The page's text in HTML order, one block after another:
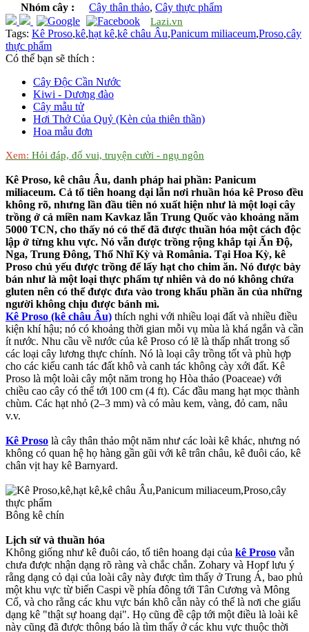
Nhóm cây : Cây thân thảo, Cây thực phẩm
Lazi.vn
Tags: Kê Proso,kê,hạt kê,kê châu Âu,Panicum miliaceum,Proso,cây
thực phẩm
Có thể bạn sẽ thích :
Cây Độc Cần Nước
Kiwi - Dương đào
Cây mẫu tử
Hơi Thở Của Quỷ (Kèn của thiên thần)
Hoa mẫu đơn
Xem: Hỏi đáp, đố vui, truyện cười - ngụ ngôn
Kê Proso, kê châu Âu, danh pháp hai phần: Panicum
miliaceum. Cả tổ tiên hoang dại lẫn nơi rhuần hóa kê Proso đều
không rõ, nhưng lần đầu tiên nó xuất hiện như là một loại cây
trồng ở cả miền nam Kavkaz lẫn Trung Quốc vào khoảng năm
5000 TCN, cho thấy nó có thể đã được thuần hóa một cách độc
lập ở từng khu vực. Nó vẫn được trồng rộng khắp tại Ấn Độ,
Nga, Trung Đông, Thổ Nhĩ Kỳ và România. Tại Hoa Kỳ, kê
Proso chủ yếu được trồng để lấy hạt cho chim ăn. Nó được bày
bán như là một loại thực phẩm tự nhiên và do nó không chứa
gluten nên có thể được đưa vào trong khẩu phần ăn của những
người không chịu được bánh mì.
Kê Proso (kê châu Âu) thích nghi với nhiều loại đất và nhiều điều
kiện khí hậu; nó có khoảng thời gian mỗi vụ mùa là khá ngắn và cần
ít nước. Nhu cầu về nước của kê Proso có lẽ là thấp nhất trong số
các loại cây lương thực chính. Nó là loại cây trồng tốt và phù hợp
cho các kiểu canh tác đất khô và canh tác không cày xới đất. Kê
Proso là một loài cây một năm trong họ Hòa thảo (Poaceae) với
chiều cao cây có thể tới 100 cm (4 ft). Các đầu mang hạt mọc thành
chùm. Các hạt nhỏ (2–3 mm) và có màu kem, vàng, đỏ cam, nâu
v.v.
Kê Proso là cây thân thảo một năm như các loài kê khác, nhưng nó
không có quan hệ họ hàng gần gũi với kê trân châu, kê đuôi cáo, kê
chân vịt hay kê Barnyard.
Bông kê chín
Lịch sử và thuần hóa
Không giống như kê đuôi cáo, tổ tiên hoang dại của kê Proso vẫn
chưa được nhận dạng rõ ràng và chắc chắn. Zohary và Hopf lưu ý
rằng dạng cỏ dại của loài cây này được tìm thấy ở Trung Á, bao phủ
một khu vực từ biển Caspi về phía đông tới Tân Cương và Mông
Cổ, và cho rằng các khu vực bán khô cằn này có thể là nơi che giấu
dạng kê "thật sự hoang dại". Họ cũng đề cập tới một điều là loài kê
này cũng đã được thông báo là tìm thấy ở các khu vực thuộc thời